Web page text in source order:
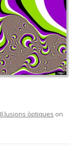
Il.lusions òptiques on